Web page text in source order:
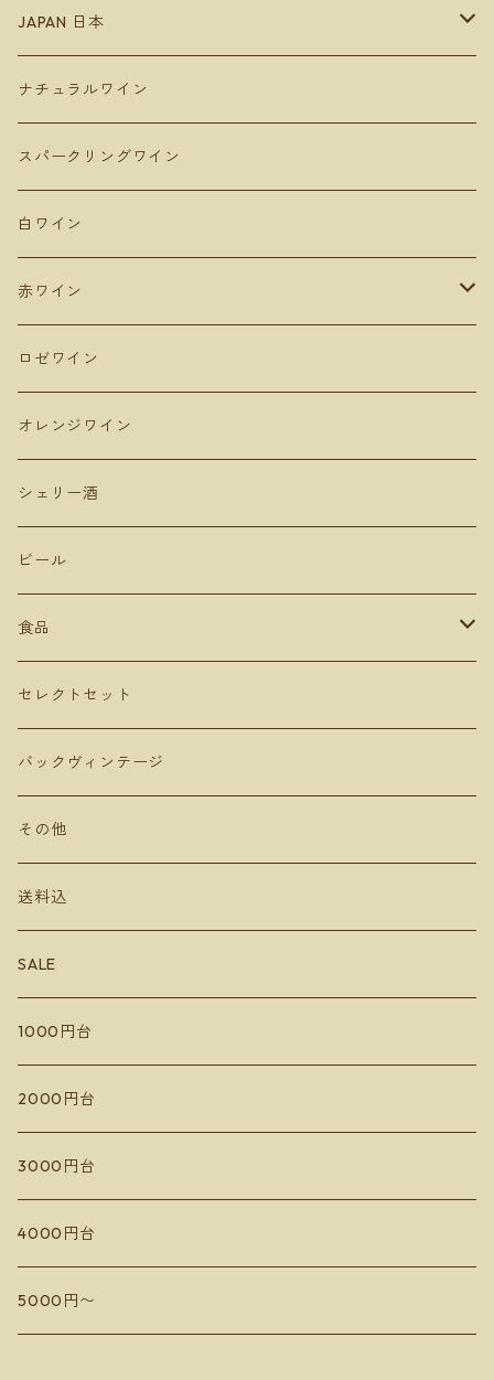
Raúl Pérez
バレンシア地方
ラ・マンチャ地方
アンダルシア地方
マドリード
シエラ・デ・グレドス
Uvas Felices COMANDO G
アラゴン
ムルシア
アルザス
ジュラ
JAPAN 日本
Hokkaido 北海道
Domaine Takahiko ドメーヌタカヒコ
De Montille & Hokkaido ドモンティーユ
Lowbrow Craft
リタファーム&ワイナリー
千歳ワイナリー
宮本ヴィンヤード
10R Winery
イレンカ
蘭越いとう農園
青森
サンマモルワイナリー
新潟
ドメーヌショオ
カーブドッチ
山形
タケダワイナリー
長野
マンズワイン 小諸ワイナリー
テールドシエル
ルナピエナ
アビーズバインズ
Les Vins Debrouillards
Sail the ship vineyard
小嶋屋
山梨
ドメーヌヒデ
くらむぼん
岡山
コルトラーダ
大分
安心院ワイナリー
ナチュラルワイン
スパークリングワイン
白ワイン
赤ワイン
ピノ・ノワール
ガルナッチャ グルナッシュ
メルロー
プルサール
カベルネソービニョン
カベルネフラン
ロゼワイン
オレンジワイン
シェリー酒
ビール
食品
オリーブオイル
ビネガー
チーズ
セレクトセット
バックヴィンテージ
その他
送料込
SALE
1000円台
2000円台
3000円台
4000円台
5000円〜